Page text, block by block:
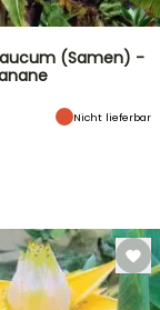
(Samen) -
Nicht lieferbar